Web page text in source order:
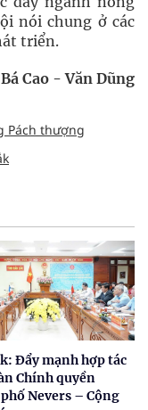
nói chung ở các
triển.
Cao - Văn Dũng
Pách thượng
Đẩy mạnh hợp tác
Chính quyền
Nevers – Cộng